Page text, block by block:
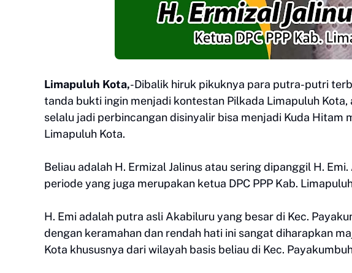
Limapuluh Kota,-Dibalik hiruk pikuknya para putra-putri
tanda bukti ingin menjadi kontestan Pilkada Limapuluh
selalu jadi perbincangan disinyalir bisa menjadi Kuda Hitam
Limapuluh Kota.
Beliau adalah H. Ermizal Jalinus atau sering dipanggil H.
periode yang juga merupakan ketua DPC PPP Kab.
H. Emi adalah putra asli Akabiluru yang besar di Kec.
dengan keramahan dan rendah hati ini sangat diharapkan
Kota khususnya dari wilayah basis beliau di Kec.